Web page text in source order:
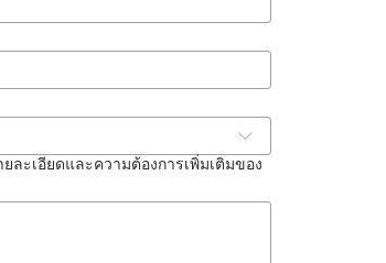
ละเอียดและความต้องการเพิ่มเติมของ